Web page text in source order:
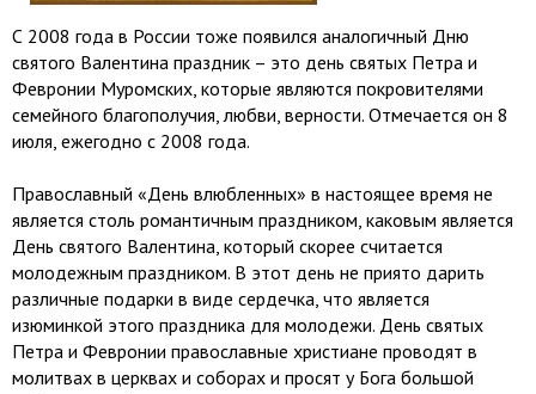
С 2008 года в России тоже появился аналогичный Дню
святого Валентина праздник – это день святых Петра и
Февронии Муромских, которые являются покровителями
семейного благополучия, любви, верности. Отмечается он 8
июля, ежегодно с 2008 года.
Православный «День влюбленных» в настоящее время не
является столь романтичным праздником, каковым является
День святого Валентина, который скорее считается
молодежным праздником. В этот день не приято дарить
различные подарки в виде сердечка, что является
изюминкой этого праздника для молодежи. День святых
Петра и Февронии православные христиане проводят в
молитвах в церквах и соборах и просят у Бога большой